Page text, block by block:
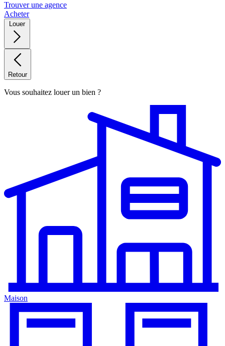
Trouver une agence
Acheter
Louer
Retour
Vous souhaitez louer un bien ?
Maison